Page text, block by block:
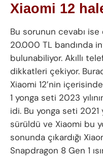
Xiaomi 12
Bu sorunun cevabı
20.000 TL bandında
bulunabiliyor. Akıllı
dikkatleri çekiyor.
Xiaomi 12’nin
1 yonga seti 2023
idi. Bu yonga seti 2021
sürüldü ve Xiaomi bu
sonunda çıkardığı
Snapdragon 8 Gen 1